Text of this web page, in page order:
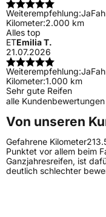
Weiterempfehlung:Ja
Kilometer:2.000 km
Alles top
ETEmilia T.
21.07.2026
Weiterempfehlung:Ja
Kilometer:1.000 km
Sehr gute Reifen
alle
Von unseren
Gefahrene Kilometer
Punktet vor allem beim
Ganzjahresreifen, ist
deutlich schlechter